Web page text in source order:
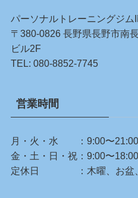
パーソナルトレーニングジム
〒380-0826 長野県長野市南
ビル2F
TEL: 080-8852-7745
営業時間
月・火・水 ：9:00〜21:00
金・土・日・祝：9:00〜18:00
定休日 ：木曜、お盆、